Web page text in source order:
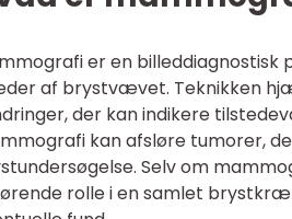
er en
af brystvævet. Teknikken
der kan indikere
kan afsløre tumorer,
Selv om
rolle i en samlet